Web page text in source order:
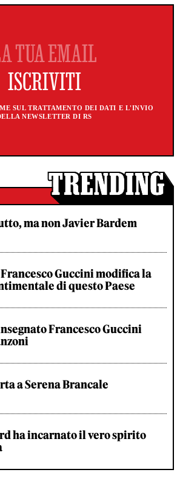
SUL TRATTAMENTO DEI DATI E L'INVIO
NEWSLETTER DI RS
ma non Javier Bardem
Guccini modifica la
di questo Paese
Francesco Guccini
a Serena Brancale
ha incarnato il vero spirito